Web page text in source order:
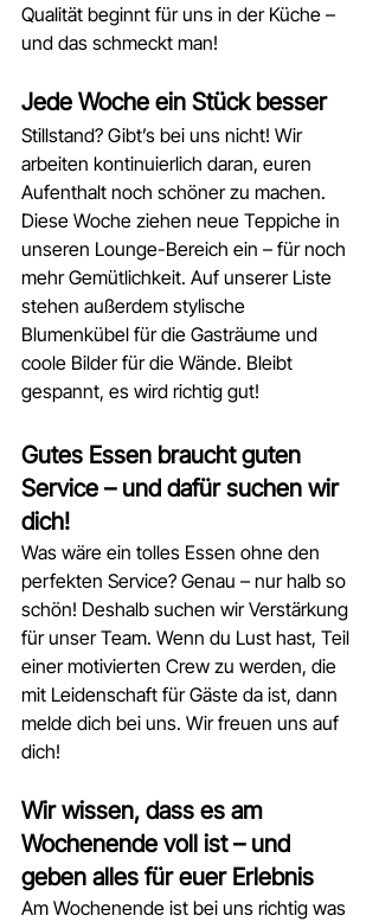
Qualität beginnt für uns in der Küche –
und das schmeckt man!
Jede Woche ein Stück besser
Stillstand? Gibt’s bei uns nicht! Wir
arbeiten kontinuierlich daran, euren
Aufenthalt noch schöner zu machen.
Diese Woche ziehen neue Teppiche in
unseren Lounge-Bereich ein – für noch
mehr Gemütlichkeit. Auf unserer Liste
stehen außerdem stylische
Blumenkübel für die Gasträume und
coole Bilder für die Wände. Bleibt
gespannt, es wird richtig gut!
Gutes Essen braucht guten
Service – und dafür suchen wir
dich!
Was wäre ein tolles Essen ohne den
perfekten Service? Genau – nur halb so
schön! Deshalb suchen wir Verstärkung
für unser Team. Wenn du Lust hast, Teil
einer motivierten Crew zu werden, die
mit Leidenschaft für Gäste da ist, dann
melde dich bei uns. Wir freuen uns auf
dich!
Wir wissen, dass es am
Wochenende voll ist – und
geben alles für euer Erlebnis
Am Wochenende ist bei uns richtig was